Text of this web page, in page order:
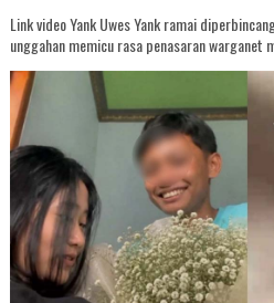
Link video Yank Uwes Yank ramai
unggahan memicu rasa penasaran warganet